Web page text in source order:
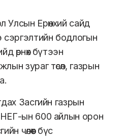
Ерөнхий сайд
бодлогын
өрнөх бүтээн
зураг төсөл, газрын
Засгийн газрын
ын 600 айлын орон
чөлөөт бүс